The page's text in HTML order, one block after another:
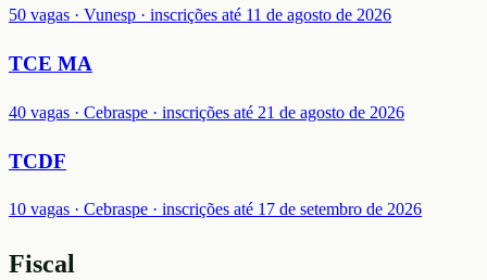
50 vagas · Vunesp · inscrições até 11 de agosto de 2026
TCE MA
40 vagas · Cebraspe · inscrições até 21 de agosto de 2026
TCDF
10 vagas · Cebraspe · inscrições até 17 de setembro de 2026
Fiscal